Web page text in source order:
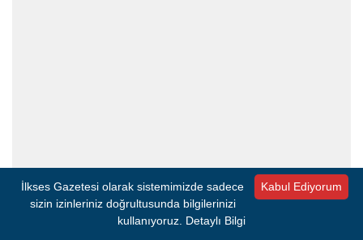
Süper Lig'in son haftasında siyah-beyazlılar Çaykur Rizespor
Kabul Ediyorum
İlkses Gazetesi olarak sistemimizde sadece
sizin izinleriniz doğrultusunda bilgilerinizi
kullanıyoruz. Detaylı Bilgi